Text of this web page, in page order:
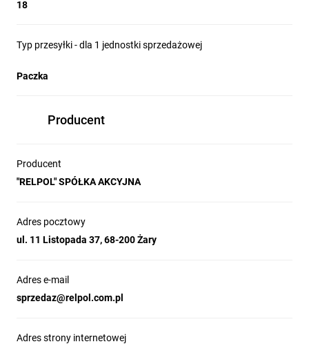
18
Typ przesyłki - dla 1 jednostki sprzedażowej
Paczka
Producent
Producent
"RELPOL" SPÓŁKA AKCYJNA
Adres pocztowy
ul. 11 Listopada 37, 68-200 Żary
Adres e-mail
sprzedaz@relpol.com.pl
Adres strony internetowej